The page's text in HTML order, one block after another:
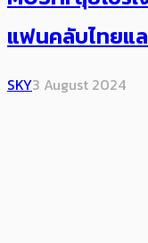
แฟนคลับไทยแล
SKY3 August 2024